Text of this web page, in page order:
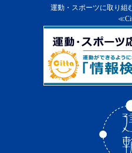
運動・スポーツに取り組